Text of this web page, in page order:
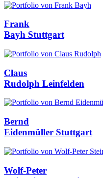
Frank
Bayh Stuttgart
Claus
Rudolph Leinfelden
Bernd
Eidenmüller Stuttgart
Wolf-Peter